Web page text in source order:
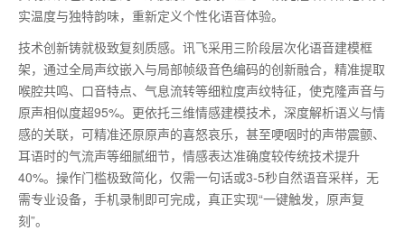
实温度与独特韵味，重新定义个性化语音体验。
技术创新铸就极致复刻质感。讯飞采用三阶段层次化语音建模框
架，通过全局声纹嵌入与局部帧级音色编码的创新融合，精准提取
喉腔共鸣、口音特点、气息流转等细粒度声纹特征，使克隆声音与
原声相似度超95%。更依托三维情感建模技术，深度解析语义与情
感的关联，可精准还原原声的喜怒哀乐，甚至哽咽时的声带震颤、
耳语时的气流声等细腻细节，情感表达准确度较传统技术提升
40%。操作门槛极致简化，仅需一句话或3-5秒自然语音采样，无
需专业设备，手机录制即可完成，真正实现“一键触发，原声复
刻”。